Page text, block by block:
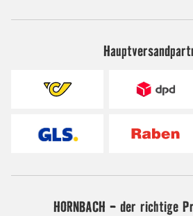
HORNBACH - der richtige